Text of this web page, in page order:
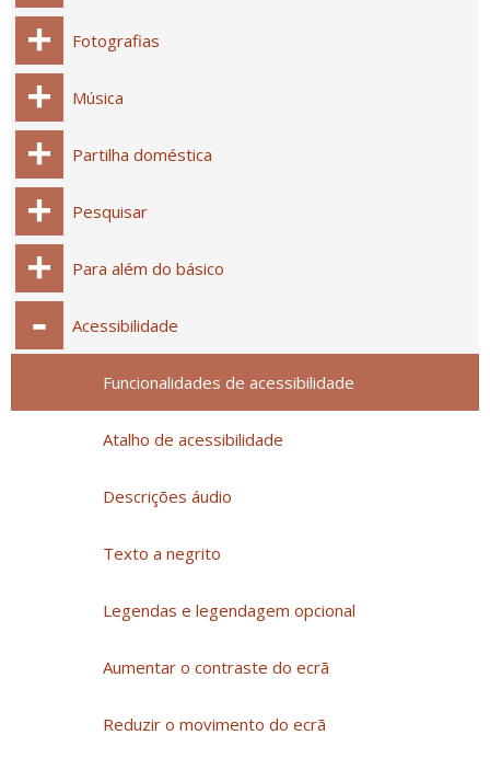
Fotografias
Música
Partilha doméstica
Pesquisar
Para além do básico
Acessibilidade
Funcionalidades de acessibilidade
Atalho de acessibilidade
Descrições áudio
Texto a negrito
Legendas e legendagem opcional
Aumentar o contraste do ecrã
Reduzir o movimento do ecrã